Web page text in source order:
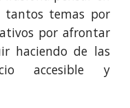
tantos temas por
por afrontar
haciendo de las
accesible y